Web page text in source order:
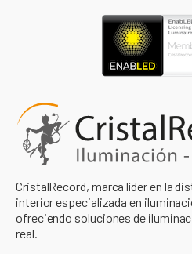
CristalRecord, marca líder en la
interior especializada en
ofreciendo soluciones de
real.